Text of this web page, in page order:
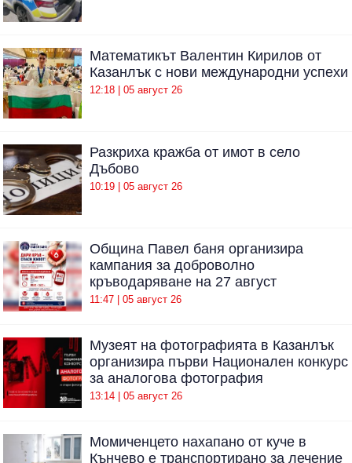
Математикът Валентин Кирилов от
Казанлък с нови международни успехи
12:18 | 05 август 26
Разкриха кражба от имот в село
Дъбово
10:19 | 05 август 26
Община Павел баня организира
кампания за доброволно
кръводаряване на 27 август
11:47 | 05 август 26
Музеят на фотографията в Казанлък
организира първи Национален конкурс
за аналогова фотография
13:14 | 05 август 26
Момиченцето нахапано от куче в
Кънчево е транспортирано за лечение